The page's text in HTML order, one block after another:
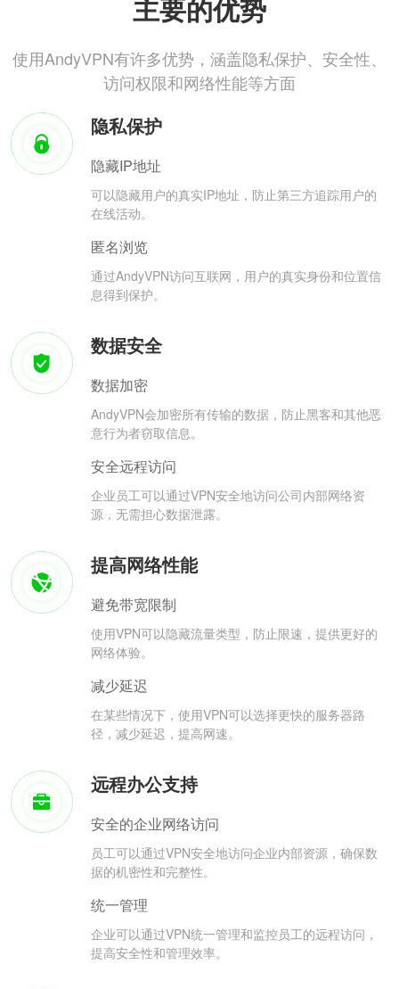
主要的优势
使用AndyVPN有许多优势，涵盖隐私保护、安全性、
访问权限和网络性能等方面
隐私保护
隐藏IP地址
可以隐藏用户的真实IP地址，防止第三方追踪用户的
在线活动。
匿名浏览
通过AndyVPN访问互联网，用户的真实身份和位置信
息得到保护。
数据安全
数据加密
AndyVPN会加密所有传输的数据，防止黑客和其他恶
意行为者窃取信息。
安全远程访问
企业员工可以通过VPN安全地访问公司内部网络资
源，无需担心数据泄露。
提高网络性能
避免带宽限制
使用VPN可以隐藏流量类型，防止限速，提供更好的
网络体验。
减少延迟
在某些情况下，使用VPN可以选择更快的服务器路
径，减少延迟，提高网速。
远程办公支持
安全的企业网络访问
员工可以通过VPN安全地访问企业内部资源，确保数
据的机密性和完整性。
统一管理
企业可以通过VPN统一管理和监控员工的远程访问，
提高安全性和管理效率。